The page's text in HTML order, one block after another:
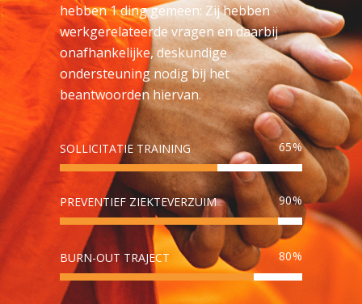
hebben 1 ding gemeen: Zij hebben
werkgerelateerde vragen en daarbij
onafhankelijke, deskundige
ondersteuning nodig bij het
beantwoorden hiervan.
SOLLICITATIE TRAINING 65
PREVENTIEF ZIEKTEVERZUIM 90
BURN-OUT TRAJECT 80